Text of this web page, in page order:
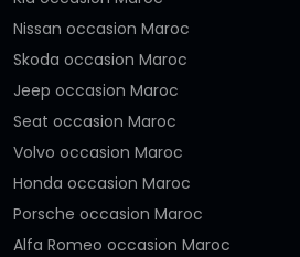
Nissan occasion Maroc
Skoda occasion Maroc
Jeep occasion Maroc
Seat occasion Maroc
Volvo occasion Maroc
Honda occasion Maroc
Porsche occasion Maroc
Alfa Romeo occasion Maroc